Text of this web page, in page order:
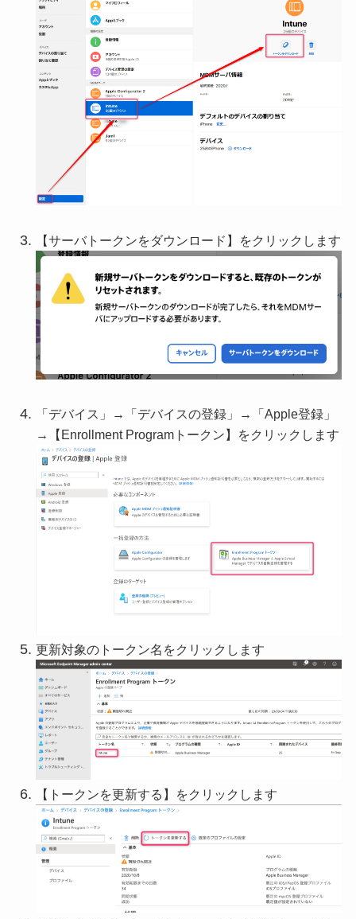
【サーバトークンをダウンロード】をクリックします
「デバイス」→「デバイスの登録」→「Apple登録」
→【Enrollment Programトークン】をクリックします
更新対象のトークン名をクリックします
【トークンを更新する】をクリックします